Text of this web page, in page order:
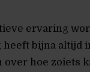
ervaring
heeft bijna altijd
over hoe zoiets